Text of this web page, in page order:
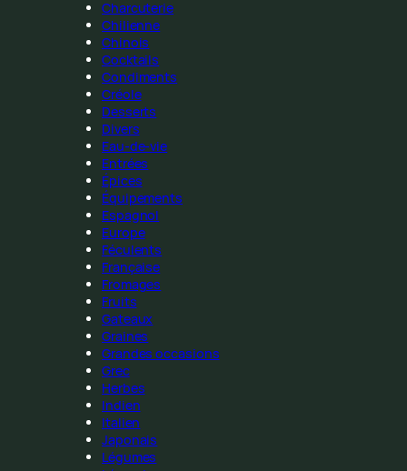
Charcuterie
Chilienne
Chinois
Cocktails
Condiments
Créole
Desserts
Divers
Eau-de-vie
Entrées
Épices
Équipements
Espagnol
Europe
Féculents
Française
Fromages
Fruits
Gateaux
Graines
Grandes occasions
Grec
Herbes
Indien
Italien
Japonais
Légumes